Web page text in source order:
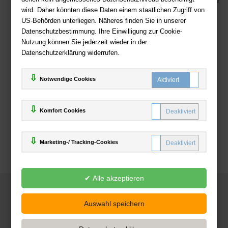
wird. Daher könnten diese Daten einem staatlichen Zugriff von
US-Behörden unterliegen. Näheres finden Sie in unserer
Datenschutzbestimmung. Ihre Einwilligung zur Cookie-
Nutzung können Sie jederzeit wieder in der
Datenschutzerklärung widerrufen.
Notwendige Cookies
Komfort Cookies
Marketing-/ Tracking-Cookies
Zahlweisen
Deutsche-Buchhandlung.de
www.deutsche-buchhandlung.de ist ein Angebot der
Handelsgesellschaft mbH
Powered by Inooga